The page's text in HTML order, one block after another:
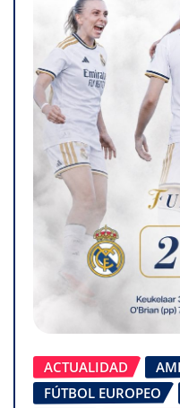
ACTUALIDAD
FÚTBOL EUROPEO